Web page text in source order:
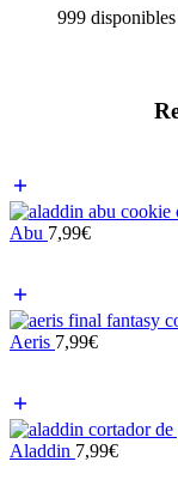
999 disponibles
Abu 7,99€
Aeris 7,99€
Aladdin 7,99€